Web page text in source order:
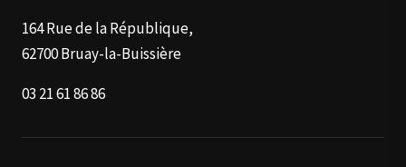
164 Rue de la République,
62700 Bruay-la-Buissière
03 21 61 86 86